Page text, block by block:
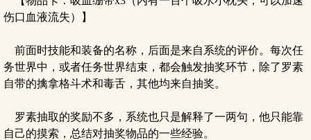
伤口血液流失）】
前面时技能和装备的名称，后面是来自系统的评价。每次任
务世界中，或者任务世界结束，都会触发抽奖环节，除了罗素
自带的擒拿格斗术和毒舌，其他均来自抽奖。
罗素抽取的奖励不多，系统也只是解释了一两句，他只能靠
自己的摸索，总结对抽奖物品的一些经验。